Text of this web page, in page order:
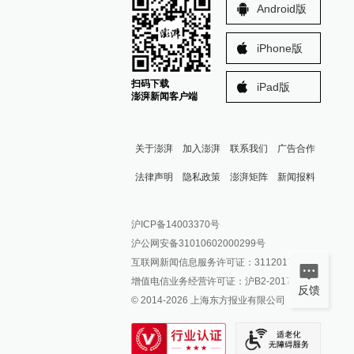
扫码下载
澎湃新闻客户端
Android版
iPhone版
iPad版
关于澎湃 加入澎湃 联系我们 广告合作
法律声明 隐私政策 澎湃矩阵
澎湃新闻公众号
澎湃新闻抖音号
派生万物开放平台
IP SHANGHAI
SIXTH TONE
新闻报料
报料邮箱: news@thepaper.cn
沪ICP备14003370号
沪公网安备31010602000299号
互联网新闻信息服务许可证：31120170006
增值电信业务经营许可证：沪B2-2017116
© 2014-2026 上海东方报业有限公司
反馈